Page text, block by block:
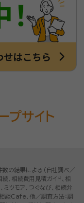
プサイト
の結果による（自社調べ／
、相続費用見積ガイド、相
ミツモア、つぐなび、相続弁
談Cafe、他／調査方法：調